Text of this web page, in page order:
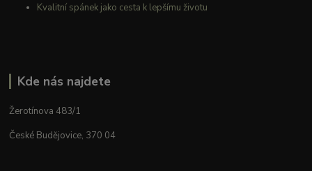
Kvalitní spánek jako cesta k lepšímu životu
Kde nás najdete
Žerotínova 483/1
České Budějovice, 370 04